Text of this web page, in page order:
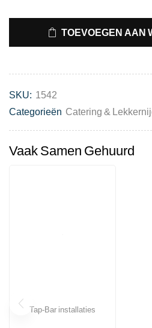
TOEVOEGEN AAN
SKU: 1542
Categorieën Catering &
Vaak Samen Gehuurd
Tap-Bar installaties